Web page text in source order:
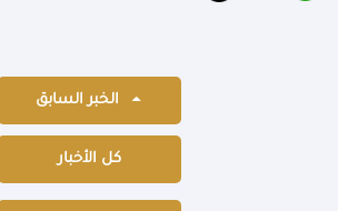
الخبر السابق
كل الأخبار